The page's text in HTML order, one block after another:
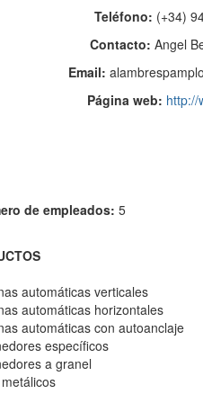
Teléfono: (+34)
Contacto:Angel
Email:
Página web: http://
de empleados: 5
automáticas verticales
automáticas horizontales
automáticas con autoanclaje
específicos
a granel